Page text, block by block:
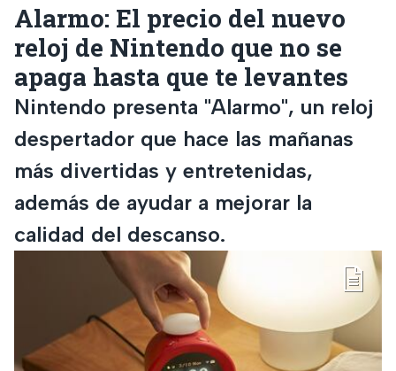
Alarmo: El precio del nuevo
reloj de Nintendo que no se
apaga hasta que te levantes
Nintendo presenta "Alarmo", un reloj
despertador que hace las mañanas
más divertidas y entretenidas,
además de ayudar a mejorar la
calidad del descanso.